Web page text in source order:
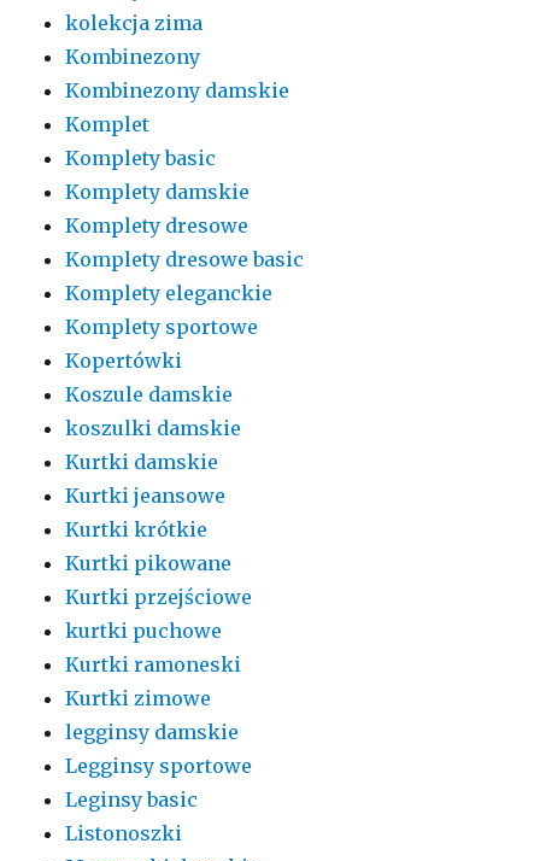
kolekcja zima
Kombinezony
Kombinezony damskie
Komplet
Komplety basic
Komplety damskie
Komplety dresowe
Komplety dresowe basic
Komplety eleganckie
Komplety sportowe
Kopertówki
Koszule damskie
koszulki damskie
Kurtki damskie
Kurtki jeansowe
Kurtki krótkie
Kurtki pikowane
Kurtki przejściowe
kurtki puchowe
Kurtki ramoneski
Kurtki zimowe
legginsy damskie
Legginsy sportowe
Leginsy basic
Listonoszki